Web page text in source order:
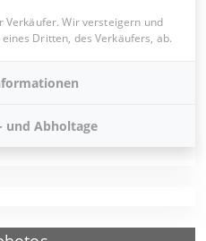
Verkäufer. Wir versteigern und
Dritten, des Verkäufers, ab.
und Abholtage